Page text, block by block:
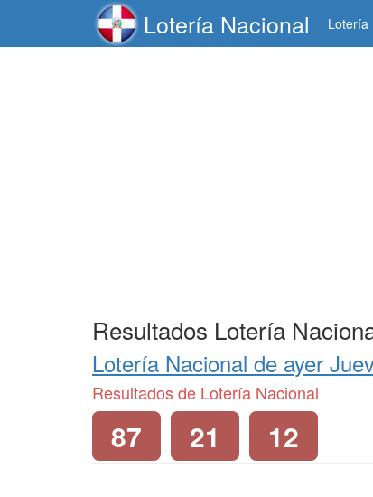
Lotería Nacional Lotería
Resultados Lotería
Lotería Nacional de ayer
Resultados de Lotería Nacional
87 21 12